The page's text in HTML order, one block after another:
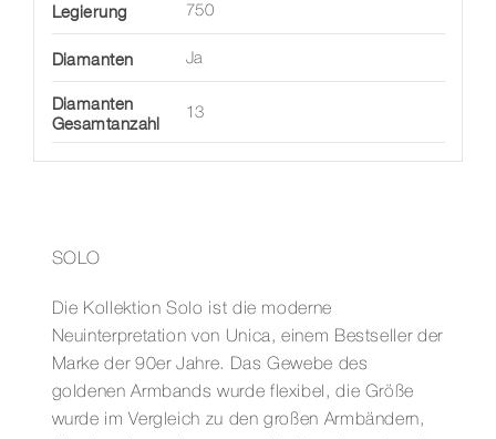
Legierung 750
Diamanten Ja
Diamanten
Gesamtanzahl
13
SOLO
Die Kollektion Solo ist die moderne
Neuinterpretation von Unica, einem Bestseller der
Marke der 90er Jahre. Das Gewebe des
goldenen Armbands wurde flexibel, die Größe
wurde im Vergleich zu den großen Armbändern,